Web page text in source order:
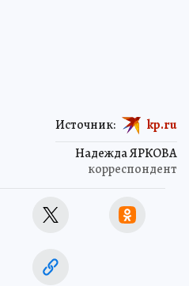
Надежда ЯРКОВА
корреспондент
Источник: kp.ru